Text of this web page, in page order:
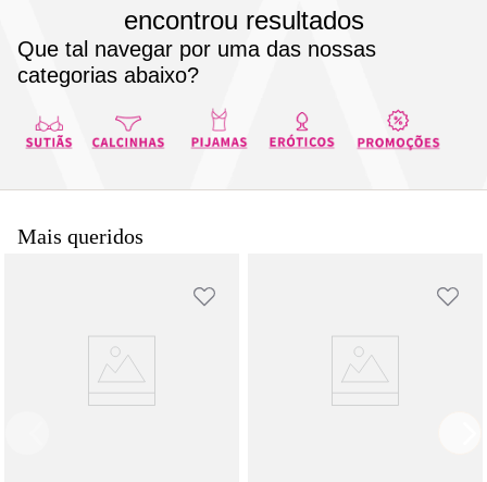
encontrou resultados
Que tal navegar por uma das nossas
categorias abaixo?
Mais queridos
8 pijama